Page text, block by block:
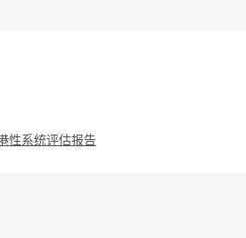
性系统评估报告